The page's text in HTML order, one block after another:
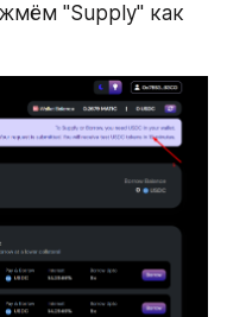
"Supply" как